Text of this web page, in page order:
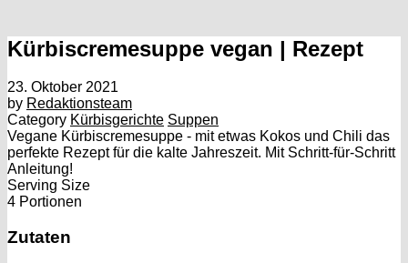
Kürbiscremesuppe vegan | Rezept
23. Oktober 2021
by Redaktionsteam
Category Kürbisgerichte Suppen
Vegane Kürbiscremesuppe - mit etwas Kokos und Chili das
perfekte Rezept für die kalte Jahreszeit. Mit Schritt-für-Schritt
Anleitung!
Serving Size
4 Portionen
Zutaten